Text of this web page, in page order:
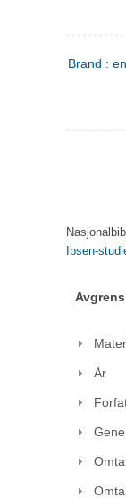
Brand :
Ibsen-
År